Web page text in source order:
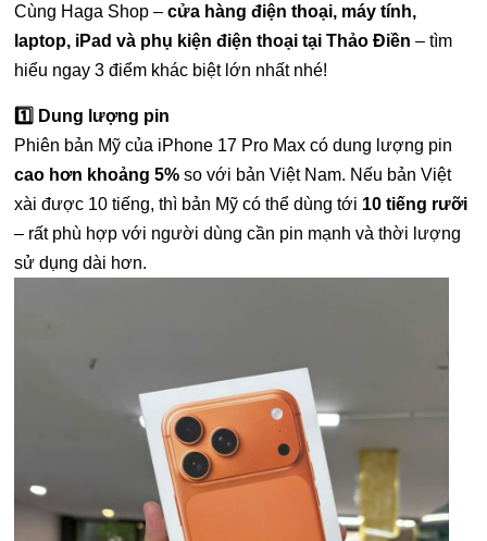
Cùng Haga Shop –cửa hàng điện thoại, máy tính,
laptop, iPad và phụ kiện điện thoại tại Thảo Điền – tìm
hiểu ngay 3 điểm khác biệt lớn nhất nhé!
1️⃣ Dung lượng pin
Phiên bản Mỹ của iPhone 17 Pro Max có dung lượng pin
cao hơn khoảng 5% so với bản Việt Nam. Nếu bản Việt
xài được 10 tiếng, thì bản Mỹ có thể dùng tới 10 tiếng rưỡi
– rất phù hợp với người dùng cần pin mạnh và thời lượng
sử dụng dài hơn.